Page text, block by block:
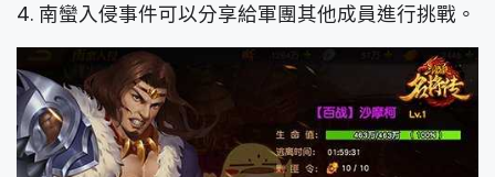
4. 南蠻入侵事件可以分享給軍團其他成員進行挑戰。